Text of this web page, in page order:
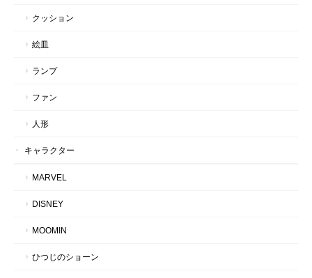
クッション
絵皿
ランプ
ファン
人形
キャラクター
MARVEL
DISNEY
MOOMIN
ひつじのショーン